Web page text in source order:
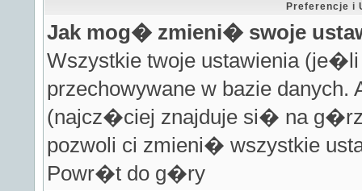
Preferencje i
Jak mog� zmieni� swoje
Wszystkie twoje ustawienia
przechowywane w bazie
(najcz�ciej znajduje si� na
pozwoli ci zmieni� wszystkie
Powr�t do g�ry